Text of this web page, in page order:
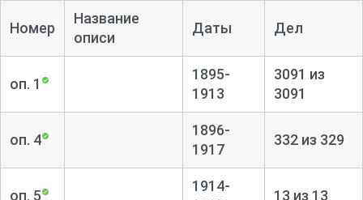
Номер
Название
описи
Даты Дел
оп. 1
1895-
1913
3091 из
3091
оп. 4
1896-
1917
332 из 329
оп. 5
1914-
13 из 13